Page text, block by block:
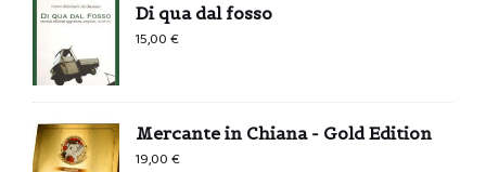
Di qua dal fosso
15,00€
Mercante in Chiana - Gold Edition
19,00€